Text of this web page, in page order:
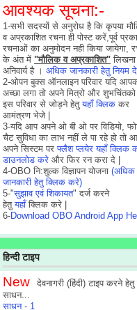
आवश्यक सूचना:-
1-सभी सदस्यों से अनुरोध है कि कृपया
व अप्रकाशित रचना ही पोस्ट करें,पूर्व
रचनाओं का अनुमोदन नही किया जायेगा,
के अंत में "मौलिक व अप्रकाशित" लिखना
अनिवार्य है । अधिक जानकारी हेतु नियम
2-ओपन बुक्स ऑनलाइन परिवार यदि
अच्छा लगा तो अपने मित्रो और
इस परिवार से जोड़ने हेतुयहाँ क्लिक कर
आमंत्रण भेजे |
3-यदि आप अपने ओ बी ओ पर विडियो,
चैट सुविधा का लाभ नहीं ले पा रहे हो तो
अपने सिस्टम परफ्लैश प्लयेर यहाँ क्लिक
डाउनलोड करे और फिर रन करा दे |
4-OBO नि:शुल्क विज्ञापन योजना (अधिक
जानकारी हेतु क्लिक करे)
5-"सुझाव एवं शिकायत" दर्ज करने
हेतुयहाँक्लिक करे |
6-Download OBO Android App
हिन्दी टाइप
New
देवनागरी (हिंदी) टाइप करने हेतु
साधन...
साधन - 1